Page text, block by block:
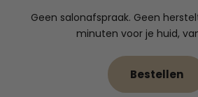
Geen salonafspraak. Geen
minuten voor je huid,
Bestellen